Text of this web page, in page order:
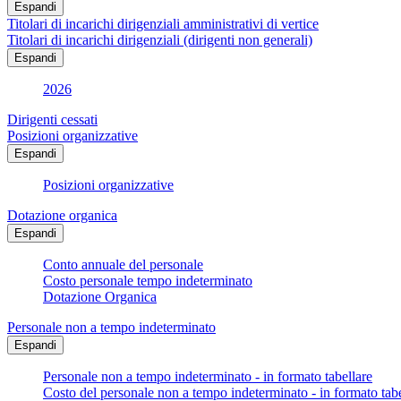
Espandi
Titolari di incarichi dirigenziali amministrativi di vertice
Titolari di incarichi dirigenziali (dirigenti non generali)
Espandi
2026
Dirigenti cessati
Posizioni organizzative
Espandi
Posizioni organizzative
Dotazione organica
Espandi
Conto annuale del personale
Costo personale tempo indeterminato
Dotazione Organica
Personale non a tempo indeterminato
Espandi
Personale non a tempo indeterminato - in formato tabellare
Costo del personale non a tempo indeterminato - in formato